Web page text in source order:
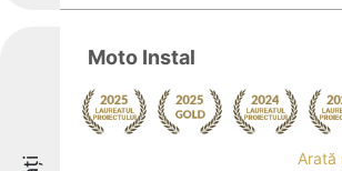
Moto Instal
Arată